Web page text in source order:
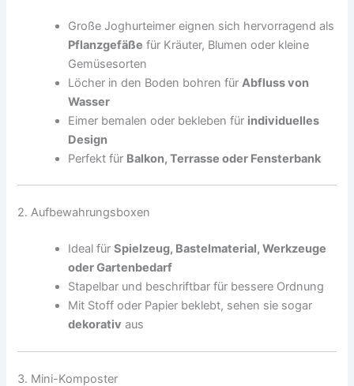
Große Joghurteimer eignen sich hervorragend als
Pflanzgefäße für Kräuter, Blumen oder kleine
Gemüsesorten
Löcher in den Boden bohren für Abfluss von
Wasser
Eimer bemalen oder bekleben für individuelles
Design
Perfekt für Balkon, Terrasse oder Fensterbank
2. Aufbewahrungsboxen
Ideal fürSpielzeug, Bastelmaterial, Werkzeuge
oder Gartenbedarf
Stapelbar und beschriftbar für bessere Ordnung
Mit Stoff oder Papier beklebt, sehen sie sogar
dekorativ aus
3. Mini-Komposter